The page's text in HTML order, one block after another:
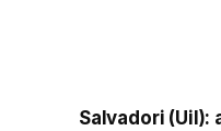
Salvadori (Uil):